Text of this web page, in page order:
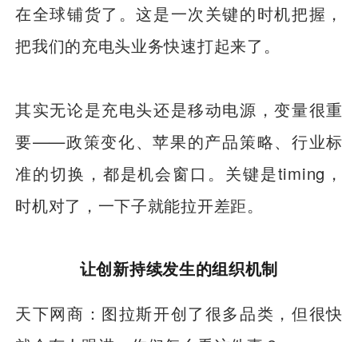
在全球铺货了。这是一次关键的时机把握，
把我们的充电头业务快速打起来了。
其实无论是充电头还是移动电源，变量很重
要——政策变化、苹果的产品策略、行业标
准的切换，都是机会窗口。关键是timing，
时机对了，一下子就能拉开差距。
让创新持续发生的组织机制
天下网商：图拉斯开创了很多品类，但很快